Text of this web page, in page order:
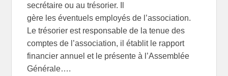
secrétaire ou au trésorier. Il
gère les éventuels employés de l’association.
Le trésorier est responsable de la tenue des
comptes de l’association, il établit le rapport
financier annuel et le présente à l’Assemblée
Générale….